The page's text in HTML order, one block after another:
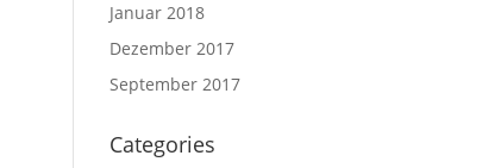
Januar 2018
Dezember 2017
September 2017
Categories